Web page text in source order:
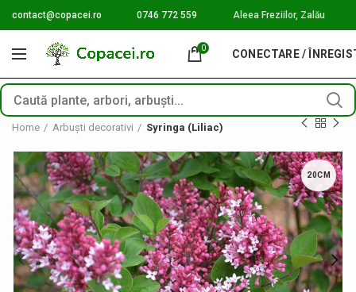
contact@copacei.ro 0746 772 559 Aleea Freziilor, Zalău
0 CONECTARE /
Home Arbuști decorativi Syringa (Liliac)
20CM